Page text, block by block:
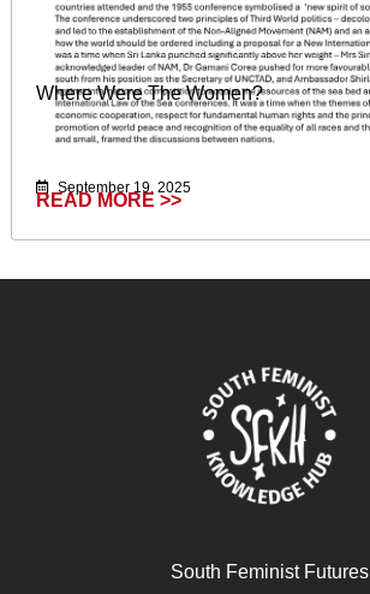
Where Were The Women?
September 19, 2025
READ MORE >>
South Feminist Futures